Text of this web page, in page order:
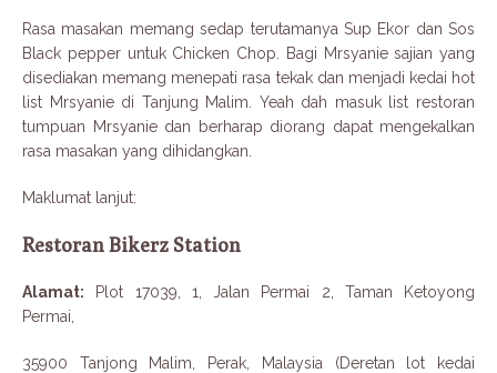
Rasa masakan memang sedap terutamanya Sup Ekor dan Sos
Black pepper untuk Chicken Chop. Bagi Mrsyanie sajian yang
disediakan memang menepati rasa tekak dan menjadi kedai hot
list Mrsyanie di Tanjung Malim. Yeah dah masuk list restoran
tumpuan Mrsyanie dan berharap diorang dapat mengekalkan
rasa masakan yang dihidangkan.
Maklumat lanjut:
Restoran Bikerz Station
Alamat: Plot 17039, 1, Jalan Permai 2, Taman Ketoyong
Permai,
35900 Tanjong Malim, Perak, Malaysia (Deretan lot kedai